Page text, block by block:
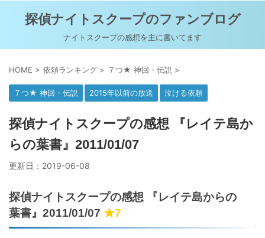
探偵ナイトスクープのファンブログ
ナイトスクープの感想を主に書いてます
HOME > 依頼ランキング > ７つ★ 神回・伝説 >
７つ★ 神回・伝説 2015年以前の放送 泣ける依頼
探偵ナイトスクープの感想 『レイテ島か
らの葉書』2011/01/07
更新日： 2019-06-08
探偵ナイトスクープの感想 『レイテ島からの
葉書』2011/01/07 ★7